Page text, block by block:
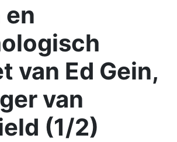
en
van Ed Gein,
van
(1/2)